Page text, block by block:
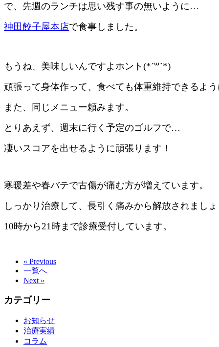
で、先週のランチは思い残す事の無いように…
神田餃子屋本店で食事しました。
もうね、美味しいんですよホント(*´꒳`*)
頑張って身体作って、食べても体重維持できるよ
また、同じメニュー頼みます。
とりあえず、週末に行く予定のゴルフで…
凄いスコアを出せるように頑張ります！
寒暖差や春バテで古傷が痛む方が増えています。
しっかり治療して、長引く痛みから解放されまし
10時から21時まで診療受付しています。
« Previous
一覧へ
Next »
カテゴリー
お知らせ
治療実績
コラム